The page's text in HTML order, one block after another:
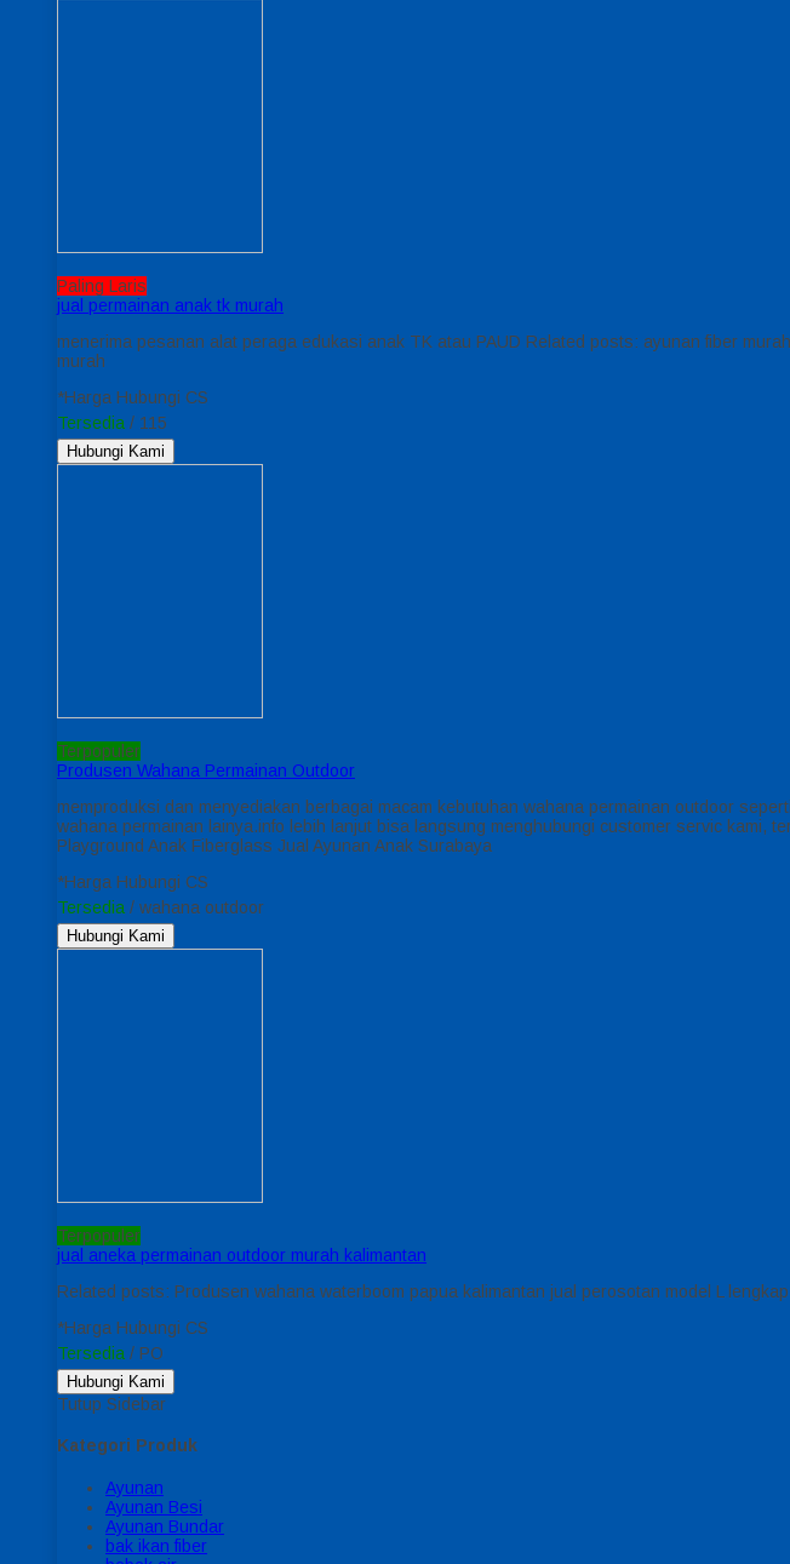
Paling Laris
jual permainan anak tk murah
menerima pesanan alat peraga edukasi anak TK atau PAUD Related posts: ayunan fiber
murah
*Harga Hubungi CS
Tersedia / 115
Hubungi Kami
Terpopuler
Produsen Wahana Permainan Outdoor
memproduksi dan menyediakan berbagai macam kebutuhan wahana permainan outdoor
wahana permainan lainya.info lebih lanjut bisa langsung menghubungi customer servic
Playground Anak Fiberglass Jual Ayunan Anak Surabaya
*Harga Hubungi CS
Tersedia / wahana outdoor
Hubungi Kami
Terpopuler
jual aneka permainan outdoor murah kalimantan
Related posts: Produsen wahana waterboom papua kalimantan jual perosotan model L
*Harga Hubungi CS
Tersedia / PO
Hubungi Kami
Tutup Sidebar
Kategori Produk
Ayunan
Ayunan Besi
Ayunan Bundar
bak ikan fiber